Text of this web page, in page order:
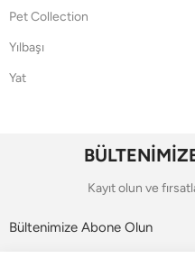
Pet Collection
Yılbaşı
Yat
Kayıt olun ve
Bültenimize Abone Olun